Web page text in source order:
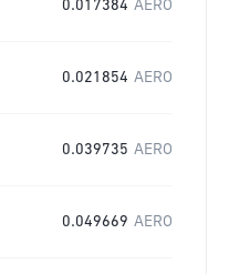
0.017384 AERO
0.021854 AERO
0.039735 AERO
0.049669 AERO